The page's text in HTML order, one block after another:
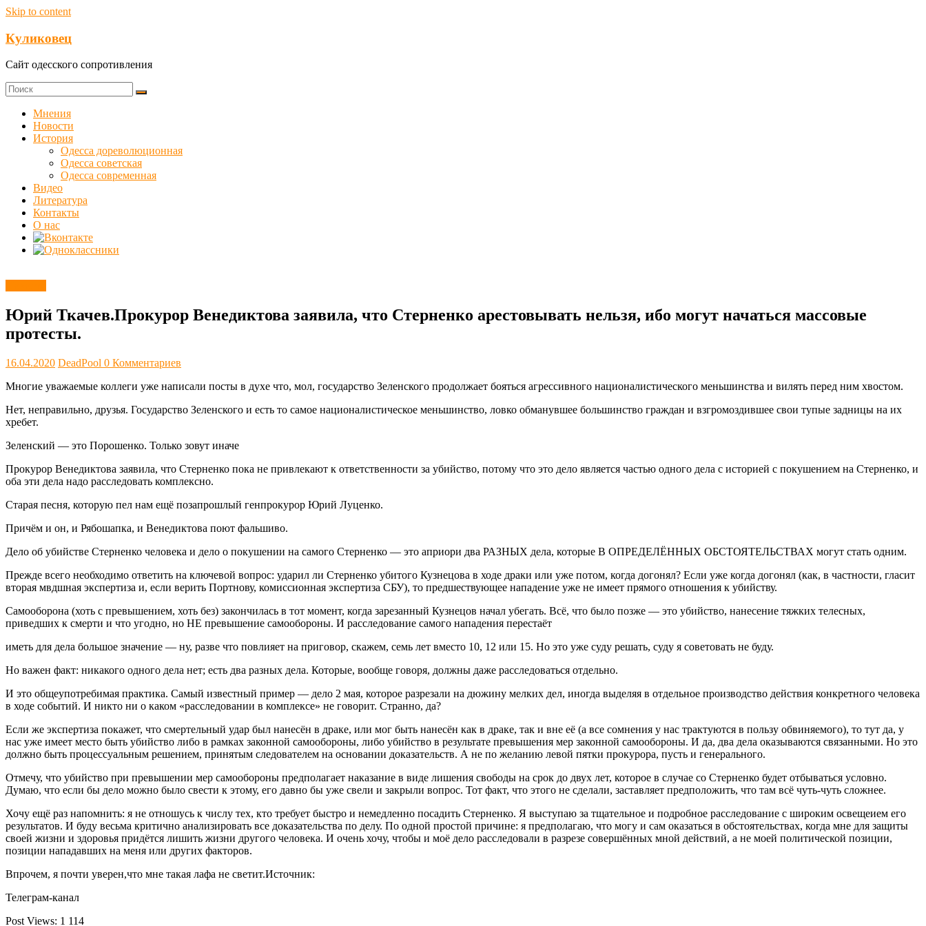
Skip to content
Куликовец
Сайт одесского сопротивления
Мнения
Новости
История
Одесса дореволюционная
Одесса советская
Одесса современная
Видео
Литература
Контакты
О нас
Юрий Ткачев.Прокурор Венедиктова заявила, что Стерненко арестовывать нельзя, ибо могут начаться массовые
протесты.
16.04.2020 DeadPool 0 Комментариев
Многие уважаемые коллеги уже написали посты в духе что, мол, государство Зеленского продолжает бояться агрессивного националистического меньшинства и вилять перед ним хвостом.
Нет, неправильно, друзья. Государство Зеленского и есть то самое националистическое меньшинство, ловко обманувшее большинство граждан и взгромоздившее свои тупые задницы на их
хребет.
Зеленский — это Порошенко. Только зовут иначе
Прокурор Венедиктова заявила, что Стерненко пока не привлекают к ответственности за убийство, потому что это дело является частью одного дела с историей с покушением на Стерненко, и
оба эти дела надо расследовать комплексно.
Старая песня, которую пел нам ещё позапрошлый генпрокурор Юрий Луценко.
Причём и он, и Рябошапка, и Венедиктова поют фальшиво.
Дело об убийстве Стерненко человека и дело о покушении на самого Стерненко — это априори два РАЗНЫХ дела, которые В ОПРЕДЕЛЁННЫХ ОБСТОЯТЕЛЬСТВАХ могут стать одним.
Прежде всего необходимо ответить на ключевой вопрос: ударил ли Стерненко убитого Кузнецова в ходе драки или уже потом, когда догонял? Если уже когда догонял (как, в частности, гласит
вторая мвдшная экспертиза и, если верить Портнову, комиссионная экспертиза СБУ), то предшествующее нападение уже не имеет прямого отношения к убийству.
Самооборона (хоть с превышением, хоть без) закончилась в тот момент, когда зарезанный Кузнецов начал убегать. Всё, что было позже — это убийство, нанесение тяжких телесных,
приведших к смерти и что угодно, но НЕ превышение самообороны. И расследование самого нападения перестаёт
иметь для дела большое значение — ну, разве что повлияет на приговор, скажем, семь лет вместо 10, 12 или 15. Но это уже суду решать, суду я советовать не буду.
Но важен факт: никакого одного дела нет; есть два разных дела. Которые, вообще говоря, должны даже расследоваться отдельно.
И это общеупотребимая практика. Самый известный пример — дело 2 мая, которое разрезали на дюжину мелких дел, иногда выделяя в отдельное производство действия конкретного человека
в ходе событий. И никто ни о каком «расследовании в комплексе» не говорит. Странно, да?
Если же экспертиза покажет, что смертельный удар был нанесён в драке, или мог быть нанесён как в драке, так и вне её (а все сомнения у нас трактуются в пользу обвиняемого), то тут да, у
нас уже имеет место быть убийство либо в рамках законной самообороны, либо убийство в результате превышения мер законной самообороны. И да, два дела оказываются связанными. Но это
должно быть процессуальным решением, принятым следователем на основании доказательств. А не по желанию левой пятки прокурора, пусть и генерального.
Отмечу, что убийство при превышении мер самообороны предполагает наказание в виде лишения свободы на срок до двух лет, которое в случае со Стерненко будет отбываться условно.
Думаю, что если бы дело можно было свести к этому, его давно бы уже свели и закрыли вопрос. Тот факт, что этого не сделали, заставляет предположить, что там всё чуть-чуть сложнее.
Хочу ещё раз напомнить: я не отношусь к числу тех, кто требует быстро и немедленно посадить Стерненко. Я выступаю за тщательное и подробное расследование с широким освещеием его
результатов. И буду весьма критично анализировать все доказательства по делу. По одной простой причине: я предполагаю, что могу и сам оказаться в обстоятельствах, когда мне для защиты
своей жизни и здоровья придётся лишить жизни другого человека. И очень хочу, чтобы и моё дело расследовали в разрезе совершённых мной действий, а не моей политической позиции,
позиции нападавших на меня или других факторов.
Впрочем, я почти уверен,что мне такая лафа не светит.Источник:
Телеграм-канал
Post Views: 1 114